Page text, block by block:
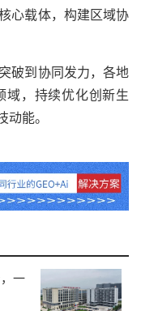
心载体，构建区域协
到协同发力，各地
域，持续优化创新生
动能。
一